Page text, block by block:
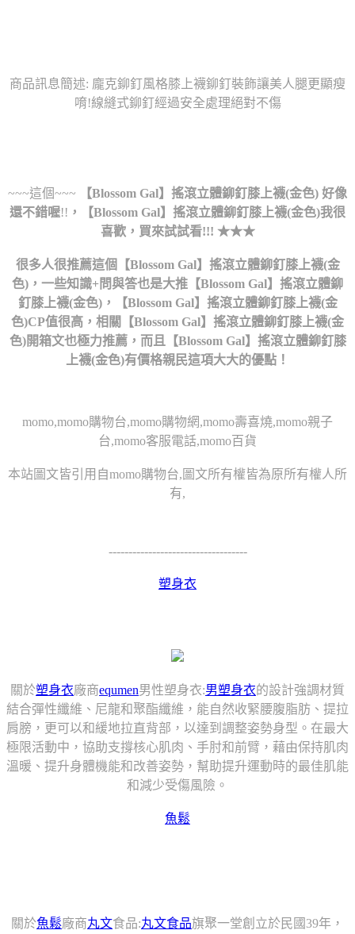
商品訊息簡述: 龐克鉚釘風格膝上襪鉚釘裝飾讓美人腿更顯瘦
唷!線縫式鉚釘經過安全處理絕對不傷
~~~這個~~~ 【Blossom Gal】搖滾立體鉚釘膝上襪(金色) 好像
還不錯喔!! ， 【Blossom Gal】搖滾立體鉚釘膝上襪(金色)我很
喜歡，買來試試看!!! ★★★
很多人很推薦這個【Blossom Gal】搖滾立體鉚釘膝上襪(金
色)，一些知識+問與答也是大推【Blossom Gal】搖滾立體鉚
釘膝上襪(金色)，【Blossom Gal】搖滾立體鉚釘膝上襪(金
色)CP值很高，相關【Blossom Gal】搖滾立體鉚釘膝上襪(金
色)開箱文也極力推薦，而且【Blossom Gal】搖滾立體鉚釘膝
上襪(金色)有價格親民這項大大的優點！
momo,momo購物台,momo購物網,momo壽喜燒,momo親子
台,momo客服電話,momo百貨
本站圖文皆引用自momo購物台,圖文所有權皆為原所有權人所
有,
-----------------------------------
塑身衣
關於塑身衣廠商equmen男性塑身衣:男塑身衣的設計強調材質
結合彈性纖維、尼龍和聚酯纖維，能自然收緊腰腹脂肪、提拉
肩膀，更可以和緩地拉直背部，以達到調整姿勢身型。在最大
極限活動中，協助支撐核心肌肉、手肘和前臂，藉由保持肌肉
溫暖、提升身體機能和改善姿勢，幫助提升運動時的最佳肌能
和減少受傷風險。
魚鬆
關於魚鬆廠商丸文食品:丸文食品旗聚一堂創立於民國39年，